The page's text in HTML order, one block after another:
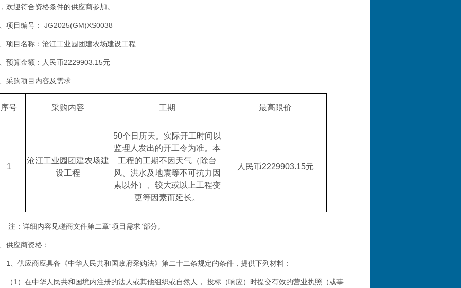
欢迎符合资格条件的供应商参加。
项目编号： JG2025(GM)XS0038
项目名称：沧江工业园团建农场建设工程
预算金额：人民币2229903.15元
采购项目内容及需求
序号 采购内容 工期 最高限价
1
沧江工业园团建农场建
设工程
50个日历天。实际开工时间以
监理人发出的开工令为准。本
工程的工期不因天气（除台
风、洪水及地震等不可抗力因
素以外）、较大或以上工程变
更等因素而延长。
人民币2229903.15元
注：详细内容见磋商文件第二章“项目需求”部分。
供应商资格：
1、供应商应具备《中华人民共和国政府采购法》第二十二条规定的条件，提供下列材料：
（1） 在中华人民共和国境内注册的法人或其他组织或自然人，
投标（响应）时提交有效的营业执照（或事